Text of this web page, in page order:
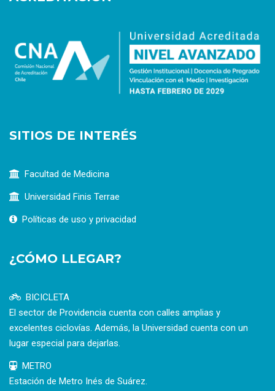
SITIOS DE INTERÉS
Facultad de Medicina
Universidad Finis Terrae
Políticas de uso y privacidad
¿CÓMO LLEGAR?
BICICLETA
El sector de Providencia cuenta con calles amplias y
excelentes ciclovías. Además, la Universidad cuenta con un
lugar especial para dejarlas.
METRO
Estación de Metro Inés de Suárez.